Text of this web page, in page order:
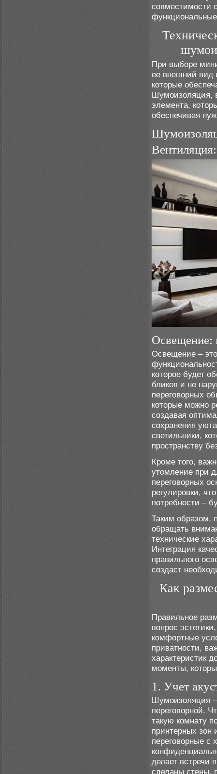
совместимости
При выборе
ее внешний вид
которые
Шумоизоляция,
элемента,
обеспечивая
Освещение:
Освещение –
которое будет
бликов и не
переговорных
которые можно
создавая
сохранения
светильники,
пространству
Кроме того,
утомление при
переговорных
регулировки,
потребности –
Таким образом,
обращать
технические
Интеграция
правильного
создаст
Как
Правильное
вопрос
комфортные
приватности,
характеристик
моменты,
1. Учет
Шумоизоляция
переговорной.
такую комнату
принтерных
переговорные
делает встречи
сделаны стены,